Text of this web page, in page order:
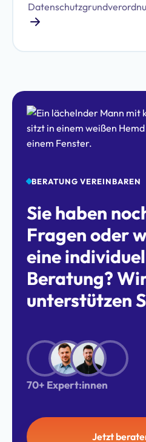
neue Pflichten auf
Handwerksbetriebe
Weiterverarbeitung von
Mitarbeitern oder
BERATUNG VEREINBAREN
Sie haben
Fragen oder
eine
Beratung?
unterstützen
70+ Expert:innen
Jetzt